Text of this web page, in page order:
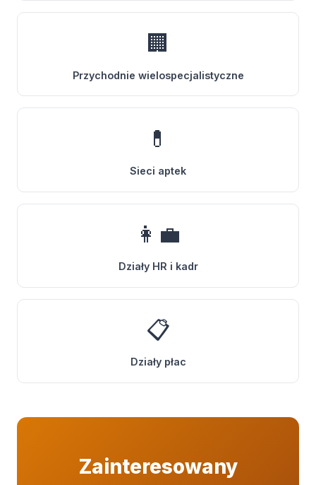
🏢
Przychodnie wielospecjalistyczne
💊
Sieci aptek
👩‍💼
Działy HR i kadr
📋
Działy płac
Zainteresowany